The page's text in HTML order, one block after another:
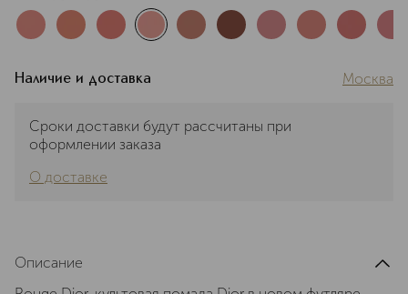
Наличие и доставка Москва
Сроки доставки будут рассчитаны при
оформлении заказа
О доставке
Описание